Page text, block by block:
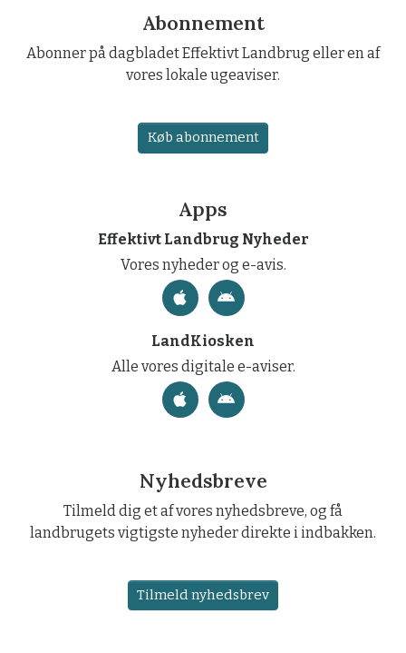
Abonnement
Abonner på dagbladet Effektivt Landbrug eller en af
vores lokale ugeaviser.
Køb abonnement
Apps
Effektivt Landbrug Nyheder
Vores nyheder og e-avis.
LandKiosken
Alle vores digitale e-aviser.
Nyhedsbreve
Tilmeld dig et af vores nyhedsbreve, og få
landbrugets vigtigste nyheder direkte i indbakken.
Tilmeld nyhedsbrev